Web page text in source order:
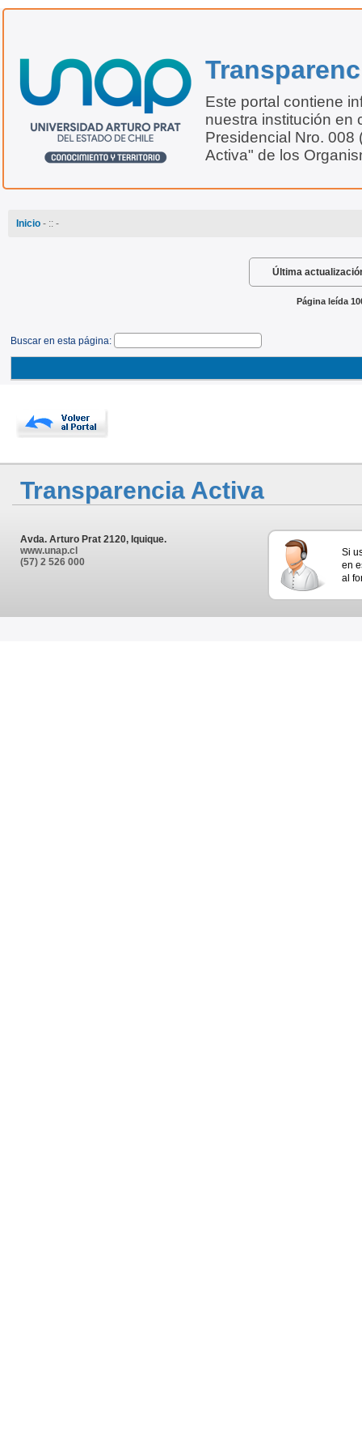
Este portal contiene
nuestra institución en
Presidencial Nro. 008
Activa" de los
Inicio- :: -
Última
Página leída
Buscar en esta página:
Transparencia Activa
Avda. Arturo Prat 2120, Iquique.
www.unap.cl
(57) 2 526 000
Si
en
al